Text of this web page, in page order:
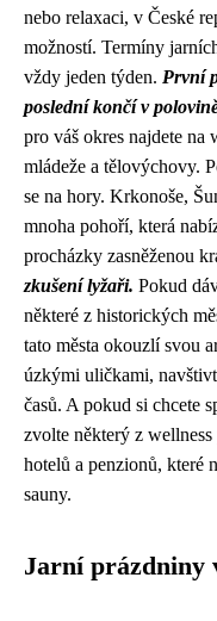
nebo relaxaci, v České
možností. Termíny
vždy jeden týden. První
poslední končí v
pro váš okres najdete na
mládeže a tělovýchovy.
se na hory. Krkonoše,
mnoha pohoří, která
procházky zasněženou
zkušení lyžaři. Pokud
některé z historických
tato města okouzlí svou
úzkými uličkami,
časů. A pokud si chcete
zvolte některý z
hotelů a penzionů, které
sauny.
Jarní prázdniny